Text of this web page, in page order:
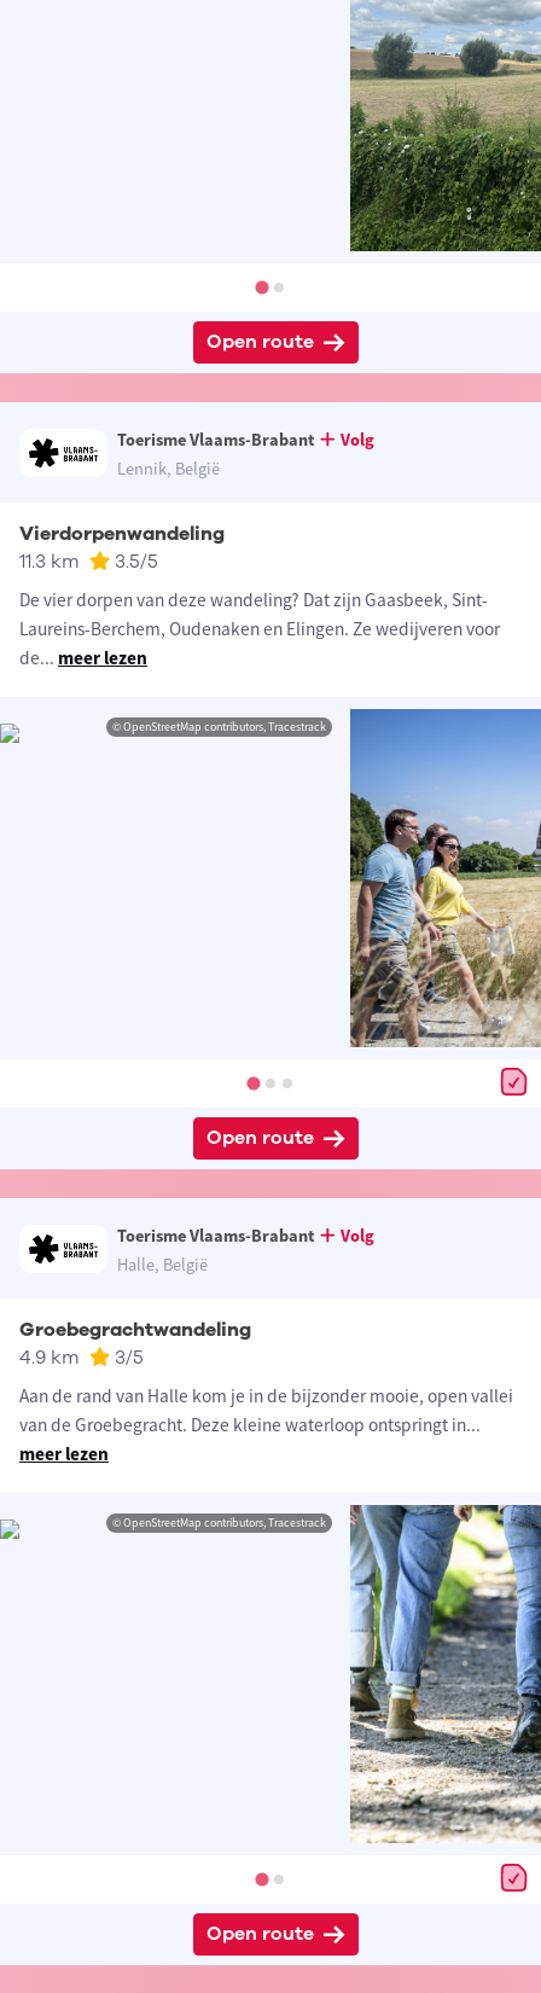
Open route
Toerisme Vlaams-Brabant
Volg
Lennik, België
Vierdorpenwandeling
11.3 km 3.5/5
De vier dorpen van deze wandeling? Dat zijn Gaasbeek, Sint-
Laureins-Berchem, Oudenaken en Elingen. Ze wedijveren voor
de... meer lezen
© OpenStreetMap contributors, Tracestrack
Open route
Toerisme Vlaams-Brabant
Volg
Halle, België
Groebegrachtwandeling
4.9 km 3/5
Aan de rand van Halle kom je in de bijzonder mooie, open vallei
van de Groebegracht. Deze kleine waterloop ontspringt in...
meer lezen
© OpenStreetMap contributors, Tracestrack
Open route